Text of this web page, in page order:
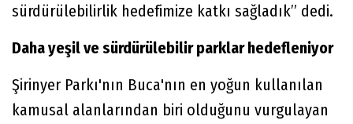
sürdürülebilirlik hedefimize katkı sağladık” dedi.
Daha yeşil ve sürdürülebilir parklar hedefleniyor
Şirinyer Parkı'nın Buca'nın en yoğun kullanılan
kamusal alanlarından biri olduğunu vurgulayan